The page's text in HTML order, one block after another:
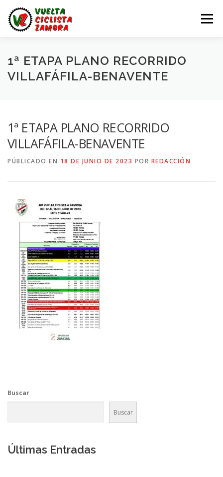
contenido
Menú
LA VUELTA ZAMORA CALENDARIO NOTICIAS
1ª ETAPA PLANO RECORRIDO
VILLAFÁFILA-BENAVENTE
1ª ETAPA PLANO RECORRIDO
VILLAFÁFILA-BENAVENTE
PÚBLICADO EN 18 DE JUNIO DE 2023 POR REDACCIÓN
Buscar
Buscar
Últimas Entradas